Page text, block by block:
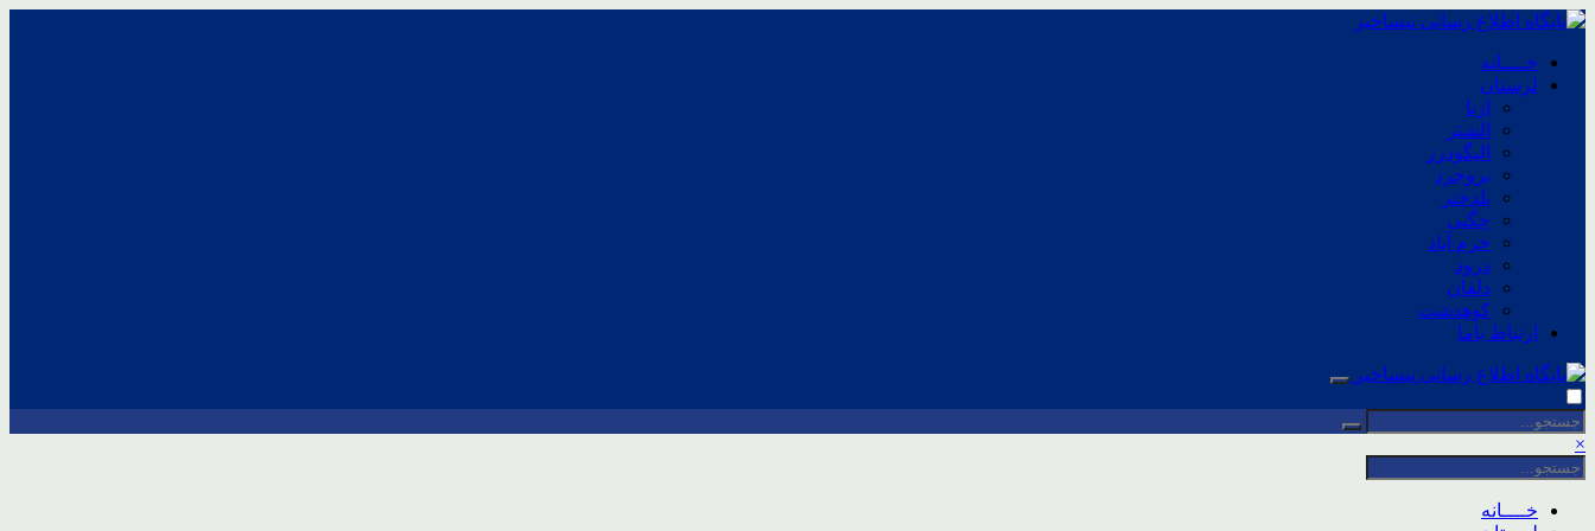
خــــانه
لرستان
ازنا
الشتر
الیگودرز
بروجرد
پلدختر
چگنی
خرم آباد
درود
دلفان
کوهدشت
ارتباط باما
×
خــــانه